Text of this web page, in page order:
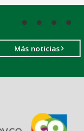
Más noticias